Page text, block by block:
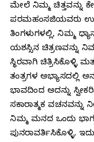
ಮೇಲೆ ನಿಮ್ಮ ಚಿತ್ತವನ್ನು
ಪರಮಹಂಸಜಿಯವರು
ತಿಂಗಳುಗಳಲ್ಲಿ, ನಿಮ್ಮ
ಯಶಸ್ಸಿನ ಚಿತ್ರಣವನ್ನು
ಸ್ಥಿರವಾಗಿ
ತಂತ್ರಗಳ ಅಭ್ಯಾಸದಲ್ಲಿ
ಭಾವದಿಂದ ಅದನ್ನು
ಸಕಾರಾತ್ಮಕ
ನಿಮ್ಮ ಮನದ ಒಂದು
ಪುನರಾವರ್ತಿಸಿಕೊಳ್ಳಿ.